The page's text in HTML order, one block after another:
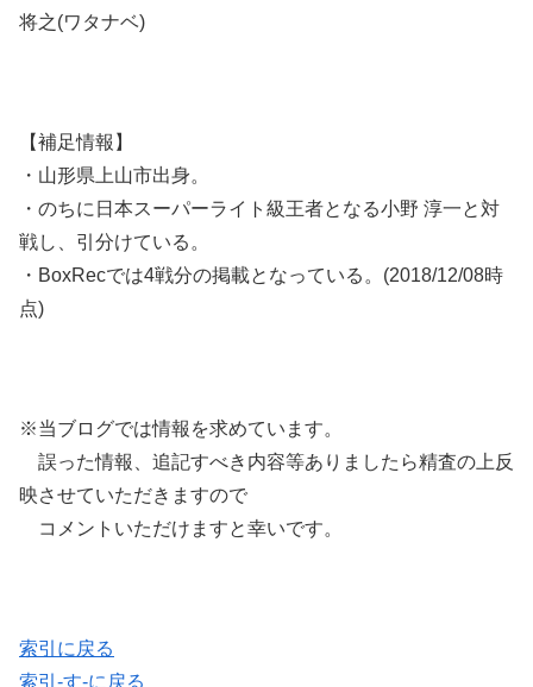
将之(ワタナベ)
【補足情報】
・山形県上山市出身。
・のちに日本スーパーライト級王者となる小野 淳一と対
戦し、引分けている。
・BoxRecでは4戦分の掲載となっている。(2018/12/08時
点)
※当ブログでは情報を求めています。
誤った情報、追記すべき内容等ありましたら精査の上反
映させていただきますので
コメントいただけますと幸いです。
索引に戻る
索引-す-に戻る